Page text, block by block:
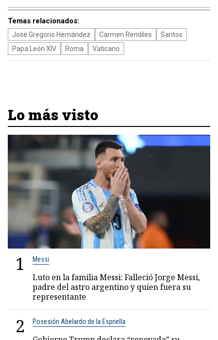
Temas relacionados:
José Gregorio Hernández Carmen Rendiles
Santos
Papa León XIV
Roma Vaticano
Lo más visto
1 Messi
Luto en la familia Messi: Falleció Jorge Messi,
padre del astro argentino y quien fuera su
representante
2 Posesión Abelardo de la Espriella